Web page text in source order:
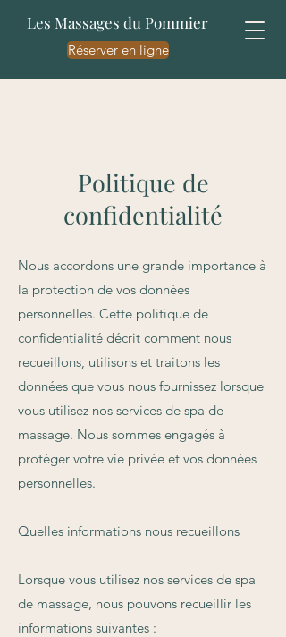
Les Massages du Pommier
Réserver en ligne
Politique de
confidentialité
Nous accordons une grande importance à
la protection de vos données
personnelles. Cette politique de
confidentialité décrit comment nous
recueillons, utilisons et traitons les
données que vous nous fournissez lorsque
vous utilisez nos services de spa de
massage. Nous sommes engagés à
protéger votre vie privée et vos données
personnelles.
Quelles informations nous recueillons
Lorsque vous utilisez nos services de spa
de massage, nous pouvons recueillir les
informations suivantes :